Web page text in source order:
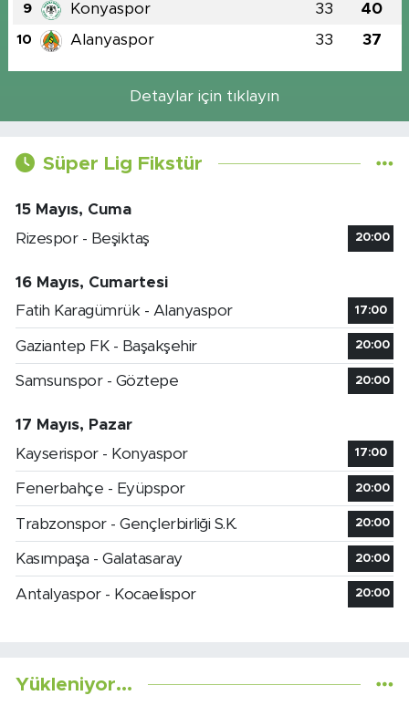
9 Konyaspor 33 40
10 Alanyaspor 33 37
Detaylar için tıklayın
Süper Lig Fikstür
15 Mayıs, Cuma
Rizespor - Beşiktaş
20:00
16 Mayıs, Cumartesi
Fatih Karagümrük - Alanyaspor
17:00
Gaziantep FK - Başakşehir 20:00
Samsunspor - Göztepe 20:00
17 Mayıs, Pazar
Kayserispor - Konyaspor
17:00
Fenerbahçe - Eyüpspor 20:00
Trabzonspor - Gençlerbirliği S.K. 20:00
Kasımpaşa - Galatasaray 20:00
Antalyaspor - Kocaelispor 20:00
Yükleniyor...